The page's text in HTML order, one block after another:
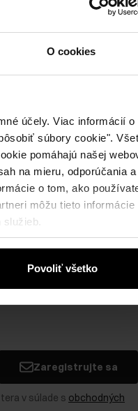
O cookies
účely. Viac informácií o
súbory cookie".
pomáhajú našej
na mieru, odporúčania a
o tom, ako
môžu tieto informácie
Povoliť všetko
Zaregistrujte sa
v súlade s obchodných